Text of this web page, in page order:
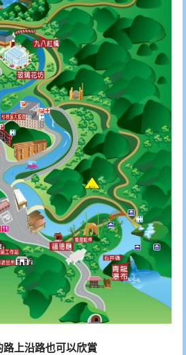
上沿路也可以欣賞